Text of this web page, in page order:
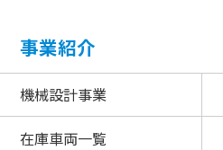
事業紹介
機械設計事業
在庫車両一覧